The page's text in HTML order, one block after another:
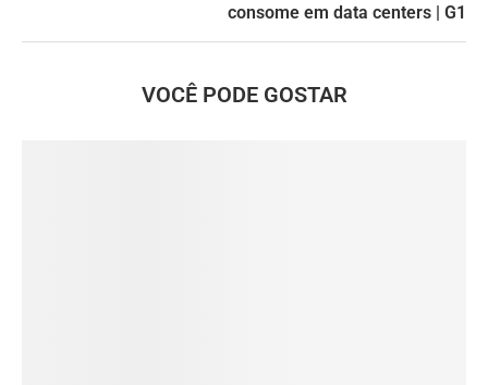
consome em data centers | G1
VOCÊ PODE GOSTAR